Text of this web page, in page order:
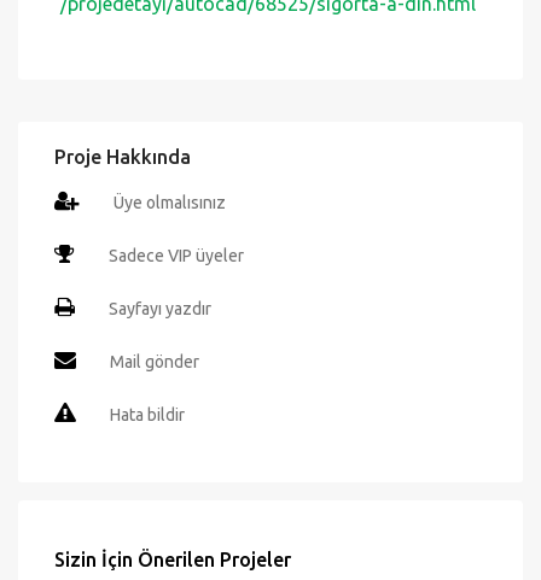
Proje Hakkında
Üye olmalısınız
Sadece VIP üyeler
Sayfayı yazdır
Mail gönder